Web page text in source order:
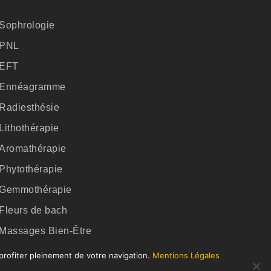
de bach
Bien-Être
en ligne
pleinement de votre navigation. Mentions Légales